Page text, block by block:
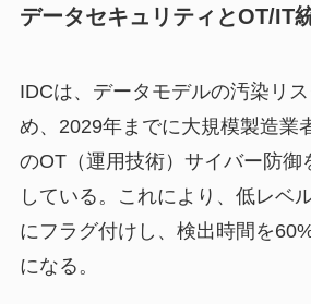
データセキュリティとOT/IT
IDCは、データモデルの汚染リ
め、2029年までに大規模製造業
のOT（運用技術）サイバー防御
している。これにより、低レベ
にフラグ付けし、検出時間を
になる。